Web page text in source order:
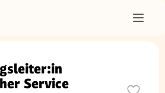
Service